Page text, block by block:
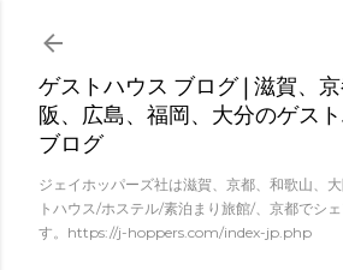
スキップしてメイン コ
ゲストハウス ブログ | 滋賀、
阪、広島、福岡、大分のゲス
ブログ
ジェイホッパーズ社は滋賀、京都、和歌山、
トハウス/ホステル/素泊まり旅館/、京都でシ
す。https://j-hoppers.com/index-jp.php